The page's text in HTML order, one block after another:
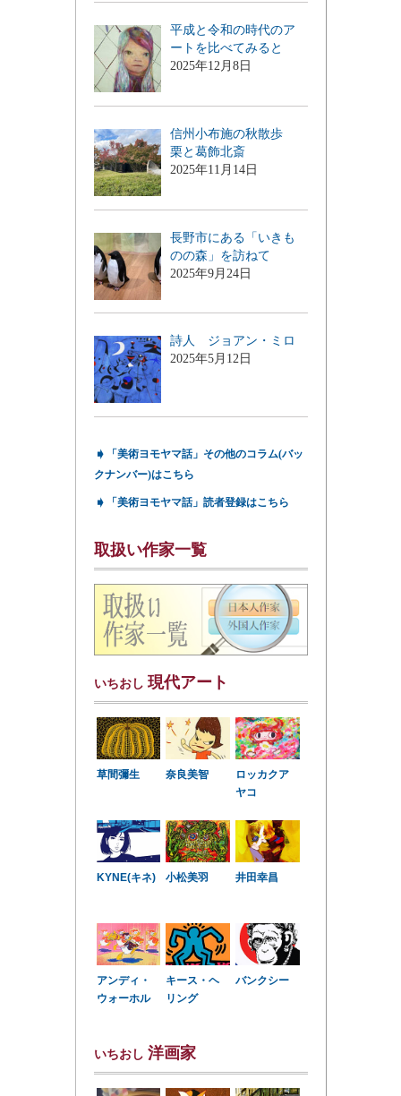
平成と令和の時代のア
ートを比べてみると
2025年12月8日
信州小布施の秋散歩
栗と葛飾北斎
2025年11月14日
長野市にある「いきも
のの森」を訪ねて
2025年9月24日
詩人 ジョアン・ミロ
2025年5月12日
➧
「美術ヨモヤマ話」その他のコラム(バッ
クナンバー)はこちら
➧ 「美術ヨモヤマ話」読者登録はこちら
取扱い作家一覧
いちおし 現代アート
草間彌生 奈良美智
ロッカクア
ヤコ
KYNE(キネ) 小松美羽 井田幸昌
アンディ・
ウォーホル
キース・ヘ
リング
バンクシー
いちおし 洋画家